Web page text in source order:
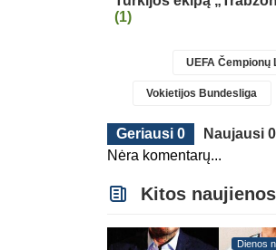
(1)
UEFA Čempionų
Vokietijos Bundesliga
Geriausi 0 Naujausi 0
Nėra komentarų...
Kitos naujienos
Dienos